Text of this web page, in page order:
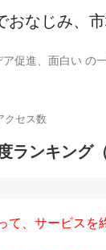
おなじみ、
促進、面白い の
クセス数
ランキング
、サービスを